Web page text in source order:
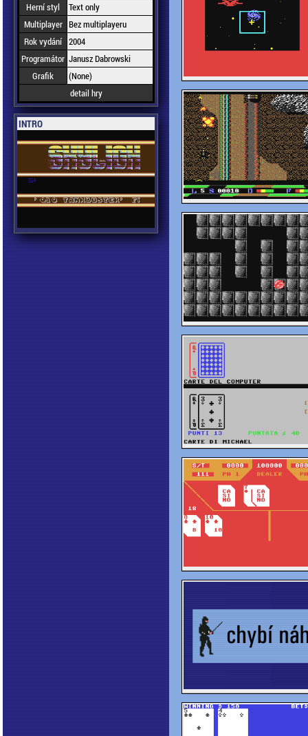
Herní styl
Text only
Multiplayer Bez multiplayeru
Rok vydání 2004
Programátor Janusz Dabrowski
Grafik
(None)
detail hry
INTRO